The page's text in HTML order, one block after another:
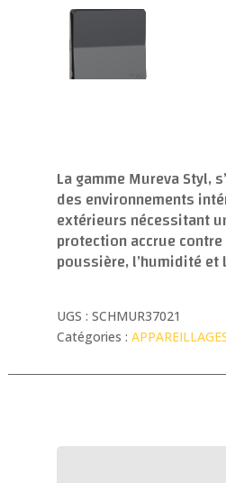
La gamme Mureva Styl,
des environnements
extérieurs nécessitant
protection accrue
poussière, l’humidité et
UGS : SCHMUR37021
Catégories :